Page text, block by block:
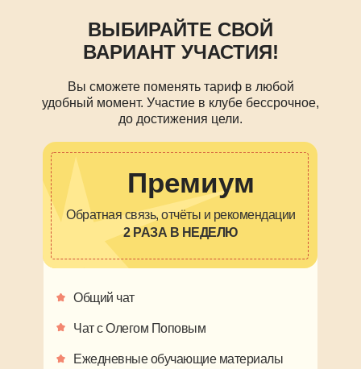
ВЫБИРАЙТЕ СВОЙ
ВАРИАНТ УЧАСТИЯ!
Премиум
Обратная связь, отчёты и рекомендации
2 РАЗА В НЕДЕЛЮ
Ежедневные обучающие материалы
Чат с Олегом Поповым
Общий чат
Вы сможете поменять тариф в любой
удобный момент. Участие в клубе бессрочное,
до достижения цели.